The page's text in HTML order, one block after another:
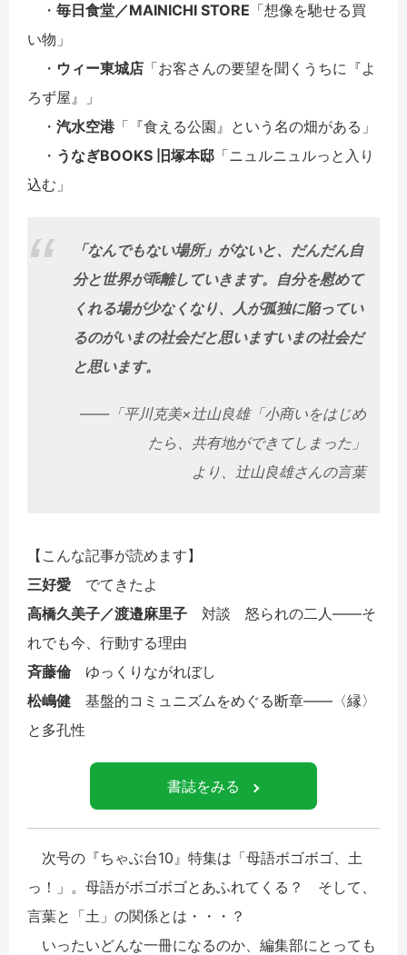
・ 毎日食堂／MAINICHI STORE 「想像を馳せる買
い物」
・ ウィー東城店 「お客さんの要望を聞くうちに『よ
ろず屋』」
・ 汽水空港「『食える公園』という名の畑がある」
・ うなぎBOOKS 旧塚本邸 「ニュルニュルっと入り
込む」
「なんでもない場所」がないと、だんだん自
分と世界が乖離していきます。自分を慰めて
くれる場が少なくなり、人が孤独に陥ってい
るのがいまの社会だと思いますいまの社会だ
と思います。
――「平川克美×辻山良雄「小商いをはじめ
たら、共有地ができてしまった」
より、辻山良雄さんの言葉
【こんな記事が読めます】
三好愛 でてきたよ
高橋久美子／渡邉麻里子 対談 怒られの二人――そ
れでも今、行動する理由
斉藤倫ゆっくりながれぼし
松嶋健 基盤的コミュニズムをめぐる断章――〈縁〉
と多孔性
書誌をみる
次号の『ちゃぶ台10』特集は「母語ボゴボゴ、土
っ！」。母語がボゴボゴとあふれてくる？ そして、
言葉と「土」の関係とは・・・？
いったいどんな一冊になるのか、編集部にとっても